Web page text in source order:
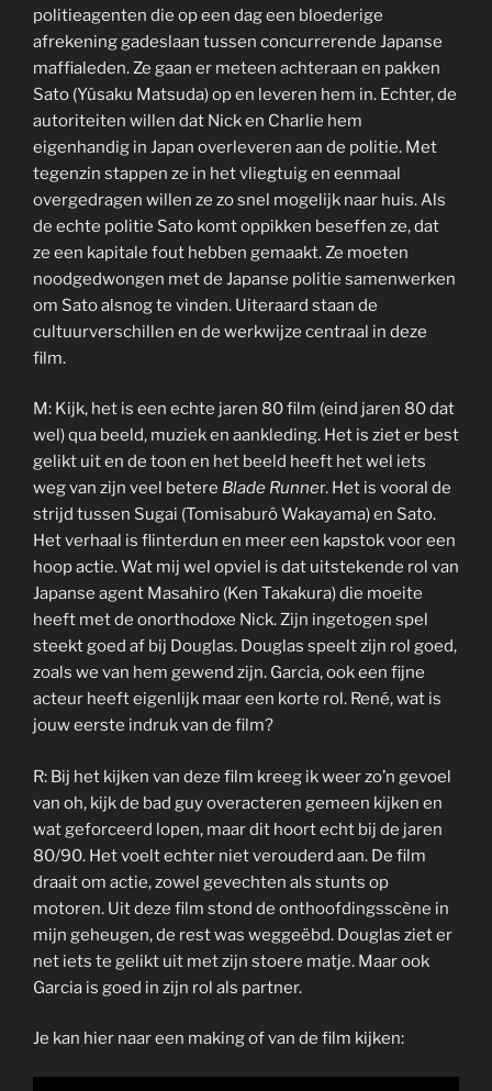
politieagenten die op een dag een bloederige
afrekening gadeslaan tussen concurrerende Japanse
maffialeden. Ze gaan er meteen achteraan en pakken
Sato (Yûsaku Matsuda) op en leveren hem in. Echter, de
autoriteiten willen dat Nick en Charlie hem
eigenhandig in Japan overleveren aan de politie. Met
tegenzin stappen ze in het vliegtuig en eenmaal
overgedragen willen ze zo snel mogelijk naar huis. Als
de echte politie Sato komt oppikken beseffen ze, dat
ze een kapitale fout hebben gemaakt. Ze moeten
noodgedwongen met de Japanse politie samenwerken
om Sato alsnog te vinden. Uiteraard staan de
cultuurverschillen en de werkwijze centraal in deze
film.
M: Kijk, het is een echte jaren 80 film (eind jaren 80 dat
wel) qua beeld, muziek en aankleding. Het is ziet er best
gelikt uit en de toon en het beeld heeft het wel iets
weg van zijn veel betere Blade Runner. Het is vooral de
strijd tussen Sugai (Tomisaburô Wakayama) en Sato.
Het verhaal is flinterdun en meer een kapstok voor een
hoop actie. Wat mij wel opviel is dat uitstekende rol van
Japanse agent Masahiro (Ken Takakura) die moeite
heeft met de onorthodoxe Nick. Zijn ingetogen spel
steekt goed af bij Douglas. Douglas speelt zijn rol goed,
zoals we van hem gewend zijn. Garcia, ook een fijne
acteur heeft eigenlijk maar een korte rol. René, wat is
jouw eerste indruk van de film?
R: Bij het kijken van deze film kreeg ik weer zo’n gevoel
van oh, kijk de bad guy overacteren gemeen kijken en
wat geforceerd lopen, maar dit hoort echt bij de jaren
80/90. Het voelt echter niet verouderd aan. De film
draait om actie, zowel gevechten als stunts op
motoren. Uit deze film stond de onthoofdingsscène in
mijn geheugen, de rest was weggeëbd. Douglas ziet er
net iets te gelikt uit met zijn stoere matje. Maar ook
Garcia is goed in zijn rol als partner.
Je kan hier naar een making of van de film kijken: